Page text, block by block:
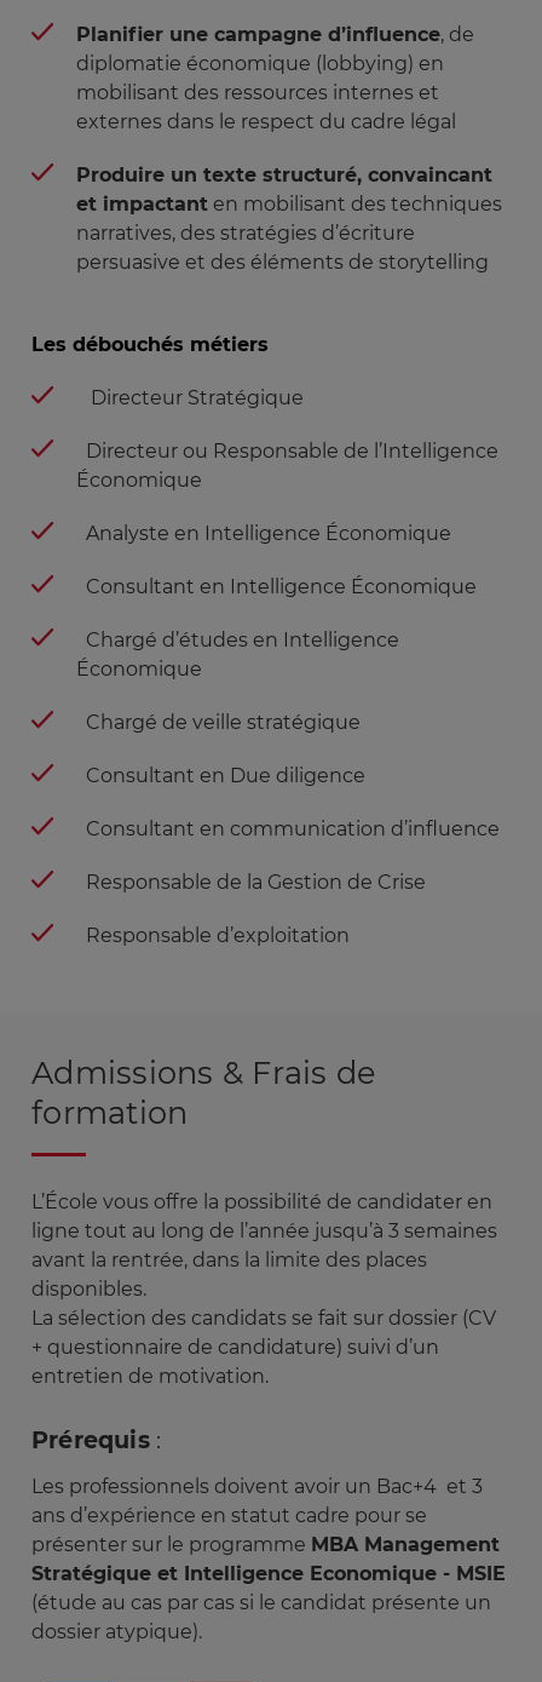
Planifier une campagne d’influence, de
diplomatie économique (lobbying) en
mobilisant des ressources internes et
externes dans le respect du cadre légal
Produire un texte structuré, convaincant
et impactant en mobilisant des techniques
narratives, des stratégies d’écriture
persuasive et des éléments de storytelling
Les débouchés métiers
Directeur Stratégique
Directeur ou Responsable de l’Intelligence
Économique
Analyste en Intelligence Économique
Consultant en Intelligence Économique
Chargé d’études en Intelligence
Économique
Chargé de veille stratégique
Consultant en Due diligence
Consultant en communication d’influence
Responsable de la Gestion de Crise
Responsable d’exploitation
Admissions & Frais de
formation
L’École vous offre la possibilité de candidater en
ligne tout au long de l’année jusqu’à 3 semaines
avant la rentrée, dans la limite des places
disponibles.
La sélection des candidats se fait sur dossier (CV
+ questionnaire de candidature) suivi d’un
entretien de motivation.
Prérequis:
Les professionnels doivent avoir un Bac+4 et 3
ans d’expérience en statut cadre pour se
présenter sur le programme MBA Management
Stratégique et Intelligence Economique - MSIE
(étude au cas par cas si le candidat présente un
dossier atypique).